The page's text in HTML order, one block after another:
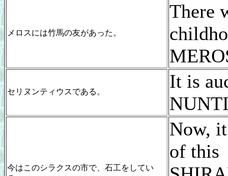
メロスには竹馬の友があった。
There
セリヌンティウスである。
It is
今はこのシラクスの市で、石工をしてい
Now,
of this